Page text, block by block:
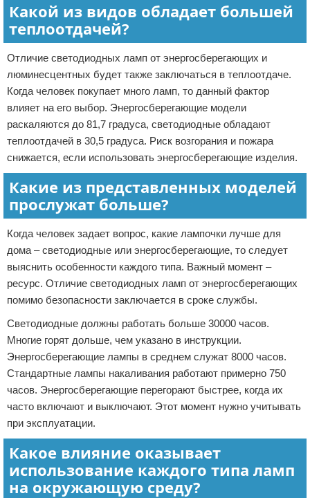
Какой из видов обладает большей
теплоотдачей?
Отличие светодиодных ламп от энергосберегающих и
люминесцентных будет также заключаться в теплоотдаче.
Когда человек покупает много ламп, то данный фактор
влияет на его выбор. Энергосберегающие модели
раскаляются до 81,7 градуса, светодиодные обладают
теплоотдачей в 30,5 градуса. Риск возгорания и пожара
снижается, если использовать энергосберегающие изделия.
Какие из представленных моделей
прослужат больше?
Когда человек задает вопрос, какие лампочки лучше для
дома – светодиодные или энергосберегающие, то следует
выяснить особенности каждого типа. Важный момент –
ресурс. Отличие светодиодных ламп от энергосберегающих
помимо безопасности заключается в сроке службы.
Светодиодные должны работать больше 30000 часов.
Многие горят дольше, чем указано в инструкции.
Энергосберегающие лампы в среднем служат 8000 часов.
Стандартные лампы накаливания работают примерно 750
часов. Энергосберегающие перегорают быстрее, когда их
часто включают и выключают. Этот момент нужно учитывать
при эксплуатации.
Какое влияние оказывает
использование каждого типа ламп
на окружающую среду?